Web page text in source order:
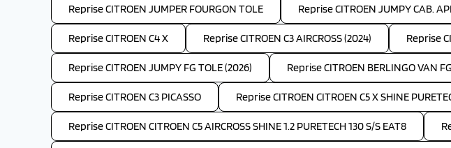
Reprise CITROEN JUMPER FOURGON TOLE Reprise CITROEN JUMPY CAB.
Reprise CITROEN C4 X Reprise CITROEN C3 AIRCROSS (2024) Reprise
Reprise CITROEN JUMPY FG TOLE (2026) Reprise CITROEN BERLINGO VAN
Reprise CITROEN C3 PICASSO Reprise CITROEN CITROEN C5 X SHINE
Reprise CITROEN CITROEN C5 AIRCROSS SHINE 1.2 PURETECH 130 S/S EAT8